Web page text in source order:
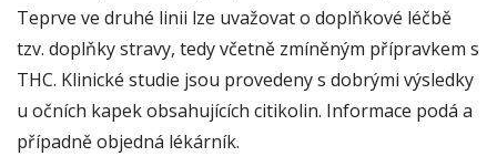
Teprve ve druhé linii lze uvažovat o doplňkové léčbě
tzv. doplňky stravy, tedy včetně zmíněným přípravkem s
THC. Klinické studie jsou provedeny s dobrými výsledky
u očních kapek obsahujících citikolin. Informace podá a
případně objedná lékárník.